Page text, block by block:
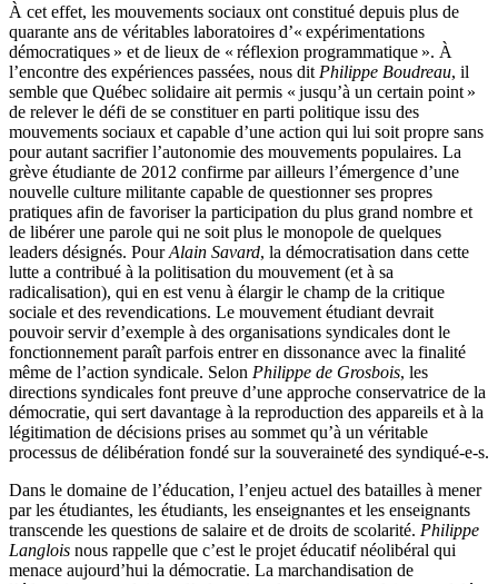
À cet effet, les mouvements sociaux ont constitué depuis plus de
quarante ans de véritables laboratoires d’« expérimentations
démocratiques » et de lieux de « réflexion programmatique ». À
l’encontre des expériences passées, nous dit Philippe Boudreau, il
semble que Québec solidaire ait permis « jusqu’à un certain point »
de relever le défi de se constituer en parti politique issu des
mouvements sociaux et capable d’une action qui lui soit propre sans
pour autant sacrifier l’autonomie des mouvements populaires. La
grève étudiante de 2012 confirme par ailleurs l’émergence d’une
nouvelle culture militante capable de questionner ses propres
pratiques afin de favoriser la participation du plus grand nombre et
de libérer une parole qui ne soit plus le monopole de quelques
leaders désignés. PourAlain Savard, la démocratisation dans cette
lutte a contribué à la politisation du mouvement (et à sa
radicalisation), qui en est venu à élargir le champ de la critique
sociale et des revendications. Le mouvement étudiant devrait
pouvoir servir d’exemple à des organisations syndicales dont le
fonctionnement paraît parfois entrer en dissonance avec la finalité
même de l’action syndicale. Selon Philippe de Grosbois, les
directions syndicales font preuve d’une approche conservatrice de la
démocratie, qui sert davantage à la reproduction des appareils et à la
légitimation de décisions prises au sommet qu’à un véritable
processus de délibération fondé sur la souveraineté des syndiqué-e-s.
Dans le domaine de l’éducation, l’enjeu actuel des batailles à mener
par les étudiantes, les étudiants, les enseignantes et les enseignants
transcende les questions de salaire et de droits de scolarité. Philippe
Langlois nous rappelle que c’est le projet éducatif néolibéral qui
menace aujourd’hui la démocratie. La marchandisation de